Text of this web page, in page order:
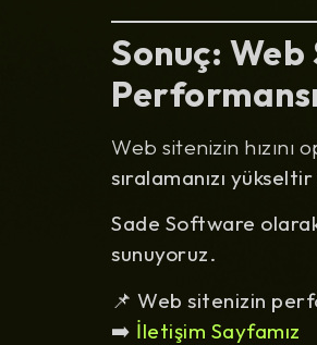
Sonuç:
Web sitenizin hızını
sıralamanızı
Sade Software
sunuyoruz.
📌 Web sitenizin
➡️ İletişim Sayfamız